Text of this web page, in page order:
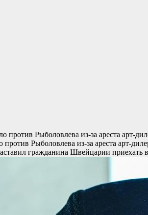
Рыболовлева из-за ареста арт-
Рыболовлева из-за ареста арт-
гражданина Швейцарии